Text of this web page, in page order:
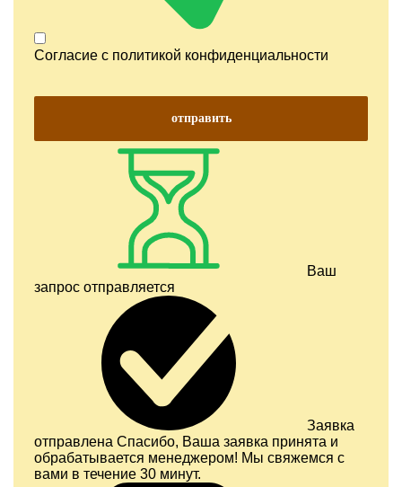
Согласие с политикой конфиденциальности
отправить
Ваш
запрос отправляется
Заявка
отправлена Спасибо, Ваша заявка принята и
обрабатывается менеджером! Мы свяжемся с
вами в течение 30 минут.